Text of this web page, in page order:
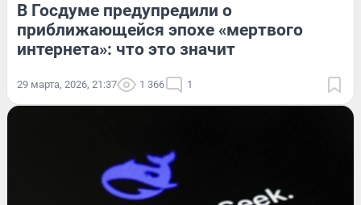
В Госдуме предупредили о
приближающейся эпохе «мертвого
интернета»: что это значит
29 марта, 2026, 21:37 1 366 1